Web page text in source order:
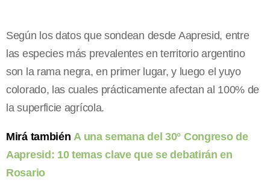
Según los datos que sondean desde Aapresid, entre
las especies más prevalentes en territorio argentino
son la rama negra, en primer lugar, y luego el yuyo
colorado, las cuales prácticamente afectan al 100% de
la superficie agrícola.
Mirá también A una semana del 30° Congreso de
Aapresid: 10 temas clave que se debatirán en
Rosario